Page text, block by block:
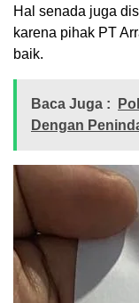
Hal senada juga
karena pihak PT
baik.
Baca Juga :
Dengan